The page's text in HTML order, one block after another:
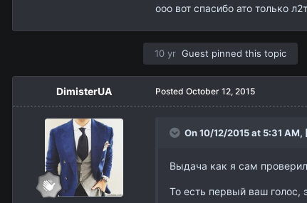
ооо вот спасибо ато только
10 yr Guest pinned this topic
DimisterUA Posted October 12, 2015
On 10/12/2015 at 5:31 AM,
Выдача как я сам
То есть первый ваш голос,